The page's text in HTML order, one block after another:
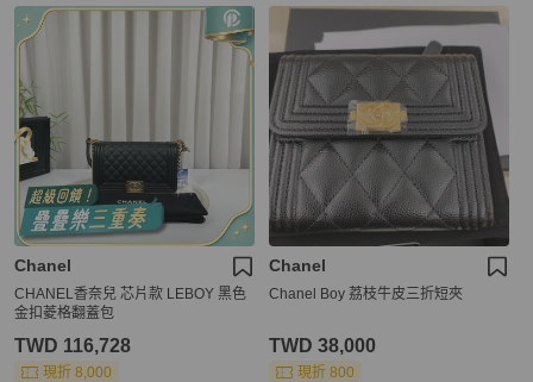
Chanel
CHANEL香奈兒 芯片款 LEBOY 黑色
金扣菱格翻蓋包
TWD 116,728
現折 8,000
Chanel
Chanel Boy 荔枝牛皮三折短夾
TWD 38,000
現折 800